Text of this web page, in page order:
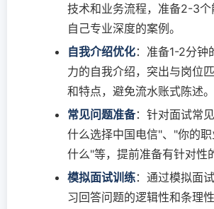
技术和业务流程，准备2-3个
自己专业深度的案例。
自我介绍优化：准备1-2分钟
力的自我介绍，突出与岗位
和特点，避免流水账式陈述。
常见问题准备：针对面试常
什么选择中国电信"、"你的
什么"等，提前准备有针对性
模拟面试训练：通过模拟面
习回答问题的逻辑性和条理